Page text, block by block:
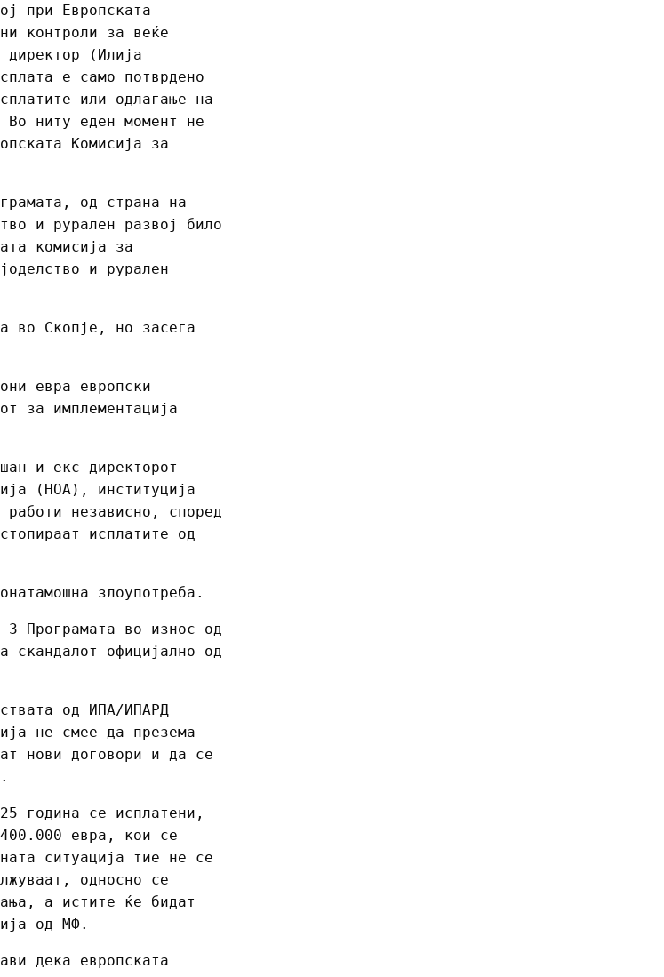
при Европската
контроли за веќе
(Илија
е само потврдено
или одлагање на
Во ниту еден момент не
Комисија за
од страна на
и рурален развој било
комисија за
и рурален
во Скопје, но засега
евра европски
за имплементација
и екс директорот
(НОА), институција
независно, според
исплатите од
злоупотреба.
3 Програмата во износ од
скандалот официјално од
од ИПА/ИПАРД
не смее да презема
нови договори и да се
година се исплатени,
евра, кои се
ситуација тие не се
односно се
а истите ќе бидат
од МФ.
дека европската